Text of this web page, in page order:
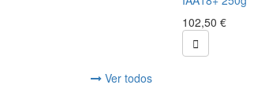
102,50 €

Ver todos